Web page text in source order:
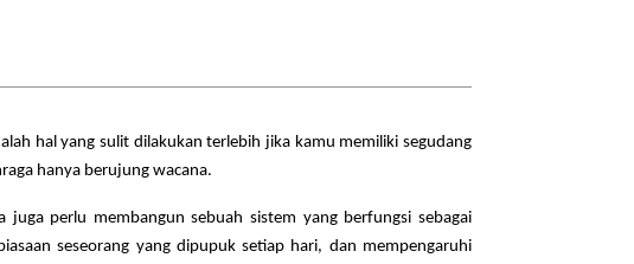
hal yang sulit dilakukan terlebih jika kamu memiliki segudang
hanya berujung wacana.
perlu membangun sebuah sistem yang berfungsi sebagai
seseorang yang dipupuk setiap hari, dan mempengaruhi